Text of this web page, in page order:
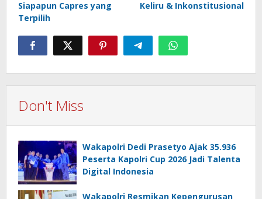
Siapapun Capres yang
Terpilih
Keliru & Inkonstitusional
Don't Miss
Wakapolri Dedi Prasetyo Ajak 35.936
Peserta Kapolri Cup 2026 Jadi Talenta
Digital Indonesia
Wakapolri Resmikan Kepengurusan